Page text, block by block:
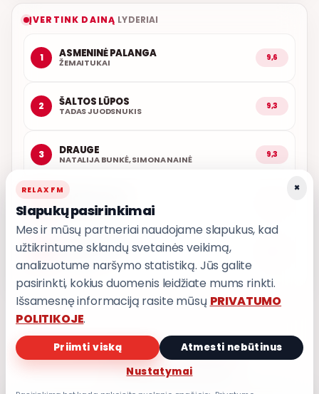
ĮVERTINK DAINĄ LYDERIAI
1 ASMENINĖ PALANGA
ŽEMAITUKAI 9,6
2 ŠALTOS LŪPOS
TADAS JUODSNUKIS 9,3
3 DRAUGE
NATALIJA BUNKĖ, SIMONA NAINĖ 9,3
POPKULTŪRA
5 AŠ ATVAŽIUOJU
PRIVATUMO POLITIKA
Privatumo nustatymai
×
RELAX FM
Slapukų pasirinkimai
Mes ir mūsų partneriai naudojame slapukus, kad
užtikrintume sklandų svetainės veikimą,
analizuotume naršymo statistiką. Jūs galite
pasirinkti, kokius duomenis leidžiate mums rinkti.
Išsamesnę informaciją rasite mūsų PRIVATUMO
POLITIKOJE.
Priimti viską
Atmesti nebūtinus
Nustatymai